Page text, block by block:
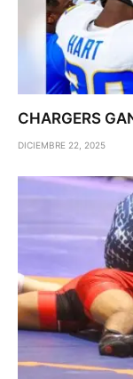
CHARGERS
DICIEMBRE 22, 2025